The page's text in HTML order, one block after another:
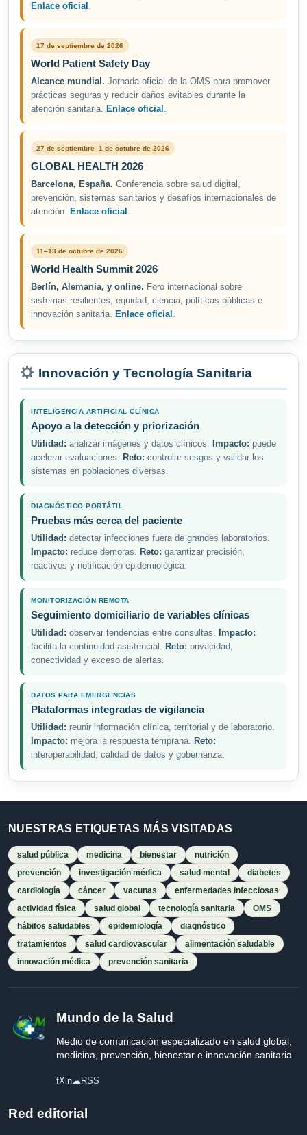
Enlace oficial .
17 de septiembre de 2026
World Patient Safety Day
Alcance mundial. Jornada oficial de la OMS para promover
prácticas seguras y reducir daños evitables durante la
atención sanitaria. Enlace oficial .
27 de septiembre–1 de octubre de 2026
GLOBAL HEALTH 2026
Barcelona, España. Conferencia sobre salud digital,
prevención, sistemas sanitarios y desafíos internacionales de
atención. Enlace oficial .
11–13 de octubre de 2026
World Health Summit 2026
Berlín, Alemania, y online. Foro internacional sobre
sistemas resilientes, equidad, ciencia, políticas públicas e
innovación sanitaria. Enlace oficial .
Innovación y Tecnología Sanitaria
INTELIGENCIA ARTIFICIAL CLÍNICA
Apoyo a la detección y priorización
Utilidad: analizar imágenes y datos clínicos. Impacto: puede
acelerar evaluaciones. Reto: controlar sesgos y validar los
sistemas en poblaciones diversas.
DIAGNÓSTICO PORTÁTIL
Pruebas más cerca del paciente
Utilidad: detectar infecciones fuera de grandes laboratorios.
Impacto: reduce demoras. Reto: garantizar precisión,
reactivos y notificación epidemiológica.
MONITORIZACIÓN REMOTA
Seguimiento domiciliario de variables clínicas
Utilidad: observar tendencias entre consultas. Impacto:
facilita la continuidad asistencial. Reto: privacidad,
conectividad y exceso de alertas.
DATOS PARA EMERGENCIAS
Plataformas integradas de vigilancia
Utilidad: reunir información clínica, territorial y de laboratorio.
Impacto: mejora la respuesta temprana. Reto:
interoperabilidad, calidad de datos y gobernanza.
NUESTRAS ETIQUETAS MÁS VISITADAS
salud pública medicina bienestar
nutrición
prevención
investigación médica salud mental
diabetes
cardiología
cáncer vacunas
enfermedades infecciosas
actividad física
salud global tecnología sanitaria
OMS
hábitos saludables
epidemiología
diagnóstico
tratamientos
salud cardiovascular
alimentación saludable
innovación médica
prevención sanitaria
Mundo de la Salud
Medio de comunicación especializado en salud global,
medicina, prevención, bienestar e innovación sanitaria.
fXin☁RSS
Red editorial